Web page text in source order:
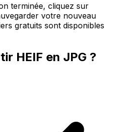
terminée, cliquez sur
votre nouveau
gratuits sont disponibles
HEIF en JPG ?